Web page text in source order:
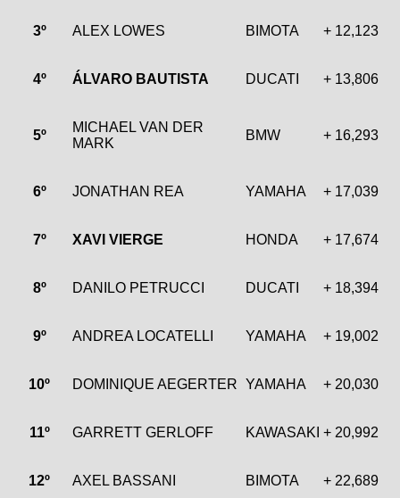
3º ALEX LOWES BIMOTA + 12,123
4º ÁLVARO BAUTISTA DUCATI + 13,806
5º
MICHAEL VAN DER
MARK
BMW + 16,293
6º JONATHAN REA YAMAHA + 17,039
7º XAVI VIERGE HONDA + 17,674
8º DANILO PETRUCCI DUCATI + 18,394
9º ANDREA LOCATELLI YAMAHA + 19,002
10º DOMINIQUE AEGERTER YAMAHA + 20,030
11º GARRETT GERLOFF KAWASAKI + 20,992
12º AXEL BASSANI BIMOTA + 22,689